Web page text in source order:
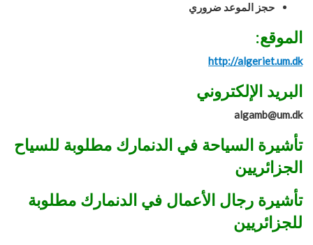
حجز الموعد ضروري
الموقع:
http://algeriet.um.dk
البريد الإلكتروني
algamb@um.dk
تأشيرة السياحة في الدنمارك مطلوبة للسياح
الجزائريين
تأشيرة رجال الأعمال في الدنمارك مطلوبة
للجزائريين